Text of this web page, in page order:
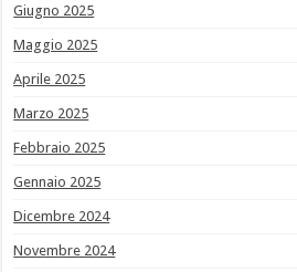
Giugno 2025
Maggio 2025
Aprile 2025
Marzo 2025
Febbraio 2025
Gennaio 2025
Dicembre 2024
Novembre 2024